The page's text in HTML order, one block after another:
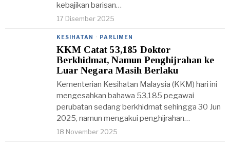
kebajikan barisan…
17 Disember 2025
KESIHATAN · PARLIMEN
KKM Catat 53,185 Doktor
Berkhidmat, Namun Penghijrahan ke
Luar Negara Masih Berlaku
Kementerian Kesihatan Malaysia (KKM) hari ini
mengesahkan bahawa 53,185 pegawai
perubatan sedang berkhidmat sehingga 30 Jun
2025, namun mengakui penghijrahan…
18 November 2025